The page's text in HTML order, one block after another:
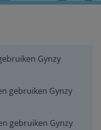
Gynzy
gebruiken Gynzy
gebruiken Gynzy